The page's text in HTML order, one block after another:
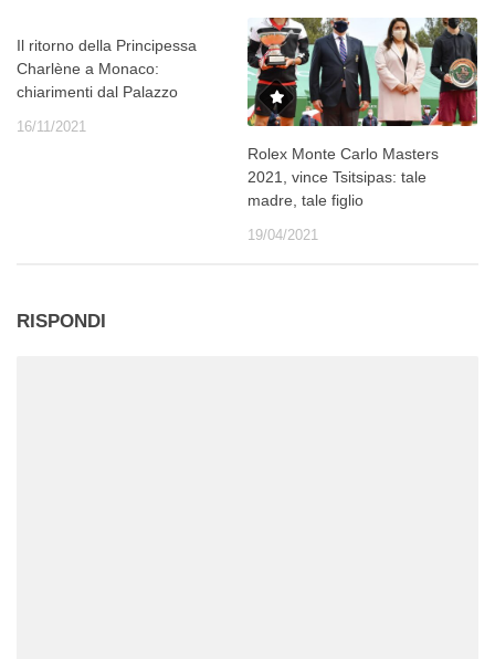
Il ritorno della Principessa
Charlène a Monaco:
chiarimenti dal Palazzo
16/11/2021
Rolex Monte Carlo Masters
2021, vince Tsitsipas: tale
madre, tale figlio
19/04/2021
RISPONDI